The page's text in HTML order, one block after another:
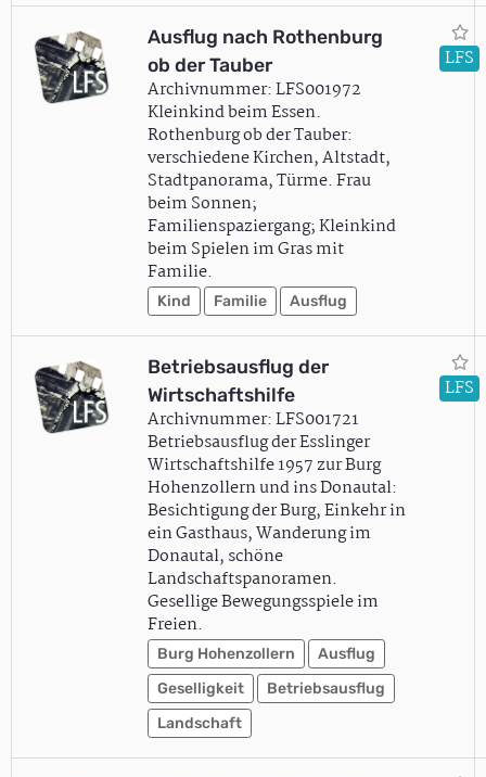
Ausflug nach Rothenburg
ob der Tauber
Archivnummer: LFS001972
Kleinkind beim Essen.
Rothenburg ob der Tauber:
verschiedene Kirchen, Altstadt,
Stadtpanorama, Türme. Frau
beim Sonnen;
Familienspaziergang; Kleinkind
beim Spielen im Gras mit
Familie.
Kind Familie Ausflug
LFS
Betriebsausflug der
Wirtschaftshilfe
Archivnummer: LFS001721
Betriebsausflug der Esslinger
Wirtschaftshilfe 1957 zur Burg
Hohenzollern und ins Donautal:
Besichtigung der Burg, Einkehr in
ein Gasthaus, Wanderung im
Donautal, schöne
Landschaftspanoramen.
Gesellige Bewegungsspiele im
Freien.
Burg Hohenzollern
Ausflug
Geselligkeit
Betriebsausflug
Landschaft
LFS